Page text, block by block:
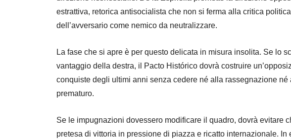
estrattiva, retorica antisocialista che non si ferma alla critica
dell’avversario come nemico da neutralizzare.
La fase che si apre è per questo delicata in misura insolita. Se lo
vantaggio della destra, il Pacto Histórico dovrà costruire
conquiste degli ultimi anni senza cedere né alla rassegnazione
prematuro.
Se le impugnazioni dovessero modificare il quadro, dovrà evitare
pretesa di vittoria in pressione di piazza e ricatto internazionale.